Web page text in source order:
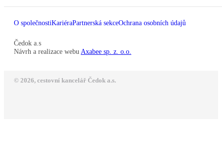
O společnostiKariéraPartnerská sekceOchrana osobních údajů
Čedok a.s
Návrh a realizace webu Axabee sp. z. o.o.
© 2026, cestovní kancelář Čedok a.s.